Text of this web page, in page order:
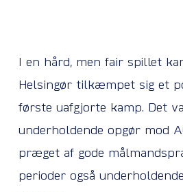
I en hård, men fair spillet
Helsingør tilkæmpet sig et
første uafgjorte kamp. Det
underholdende opgør mod
præget af gode
perioder også